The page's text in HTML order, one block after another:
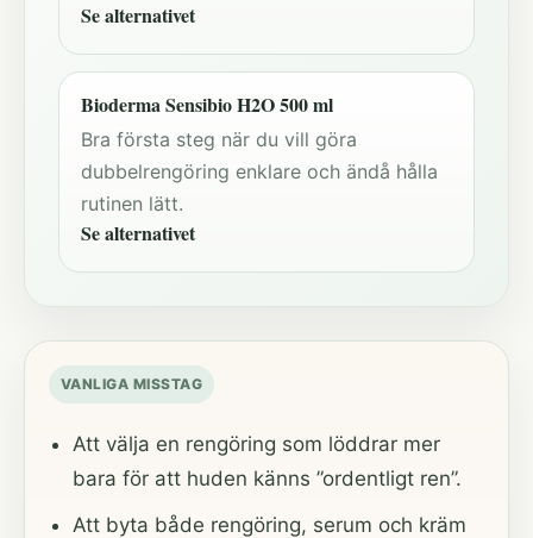
Se alternativet
Bioderma Sensibio H2O 500 ml
Bra första steg när du vill göra
dubbelrengöring enklare och ändå hålla
rutinen lätt.
Se alternativet
VANLIGA MISSTAG
Att välja en rengöring som löddrar mer
bara för att huden känns ”ordentligt ren”.
Att byta både rengöring, serum och kräm